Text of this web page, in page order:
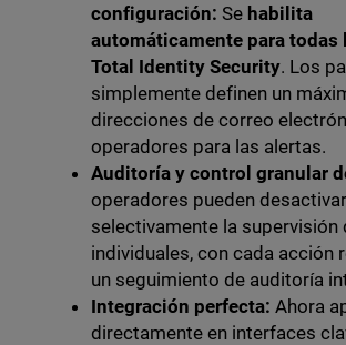
configuración: Se habilita
automáticamente para todas
Total Identity Security. Los
simplemente definen un
direcciones de correo
operadores para las alertas.
Auditoría y control granular
operadores pueden desactivar
selectivamente la supervisión
individuales, con cada acción
un seguimiento de auditoría
Integración perfecta: Ahora
directamente en interfaces